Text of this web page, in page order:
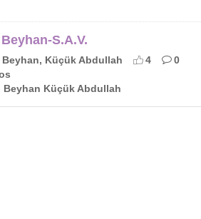
S.A.V.
Küçük Abdullah 4
0
Beyhan Küçük Abdullah